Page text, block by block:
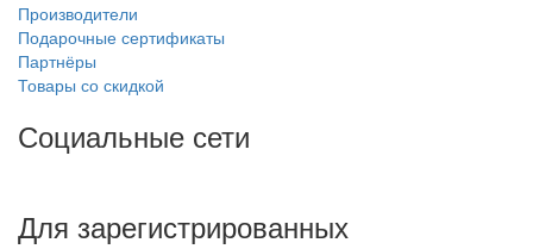
Производители
Подарочные сертификаты
Партнёры
Товары со скидкой
Социальные сети
Для зарегистрированных